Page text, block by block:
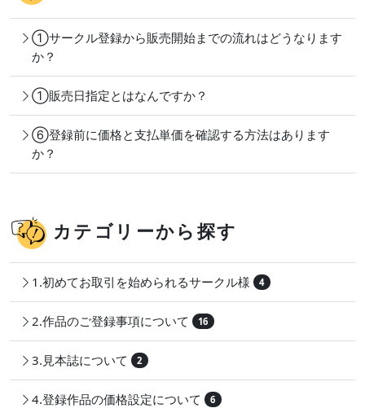
①サークル登録から販売開始までの流れはどうなります
か？
①販売日指定とはなんですか？
⑥登録前に価格と支払単価を確認する方法はあります
か？
カテゴリーから探す
1.初めてお取引を始められるサークル様 4
2.作品のご登録事項について 16
3.見本誌について 2
4.登録作品の価格設定について 6